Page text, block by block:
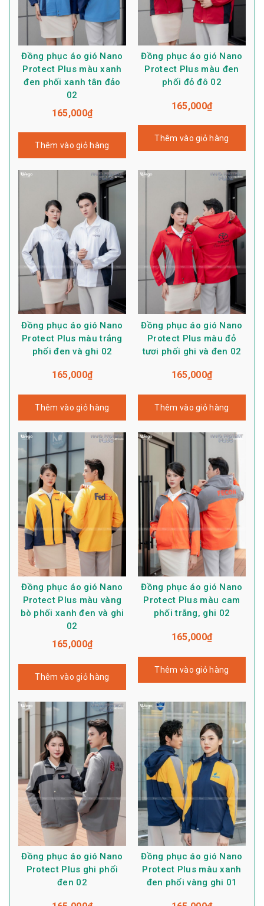
Đồng phục áo gió Nano
Protect Plus màu xanh
đen phối xanh tân đảo
02
165,000₫
Thêm vào giỏ hàng
Đồng phục áo gió Nano
Protect Plus màu đen
phối đỏ đô 02
165,000₫
Thêm vào giỏ hàng
Đồng phục áo gió Nano
Protect Plus màu trắng
phối đen và ghi 02
165,000₫
Thêm vào giỏ hàng
Đồng phục áo gió Nano
Protect Plus màu đỏ
tươi phối ghi và đen 02
165,000₫
Thêm vào giỏ hàng
Đồng phục áo gió Nano
Protect Plus màu vàng
bò phối xanh đen và ghi
02
165,000₫
Thêm vào giỏ hàng
Đồng phục áo gió Nano
Protect Plus màu cam
phối trắng, ghi 02
165,000₫
Thêm vào giỏ hàng
Đồng phục áo gió Nano
Protect Plus ghi phối
đen 02
Đồng phục áo gió Nano
Protect Plus màu xanh
đen phối vàng ghi 01